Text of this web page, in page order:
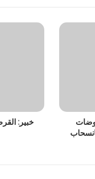
خبير: